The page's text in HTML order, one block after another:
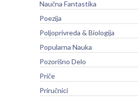
Naučna Fantastika
Poezija
Poljoprivreda & Biologija
Popularna Nauka
Pozorišno Delo
Priče
Priručnici